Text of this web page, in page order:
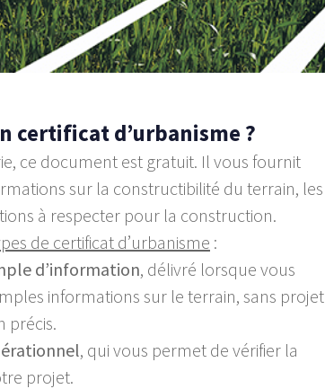
certificat d’urbanisme ?
ce document est gratuit. Il vous fournit
sur la constructibilité du terrain, les
à respecter pour la construction.
de certificat d’urbanisme :
d’information, délivré lorsque vous
informations sur le terrain, sans projet
précis.
, qui vous permet de vérifier la
projet.